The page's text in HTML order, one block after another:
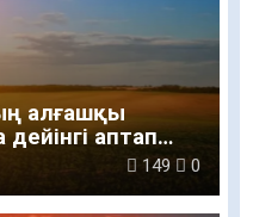
алғашқы
аптап
149 0